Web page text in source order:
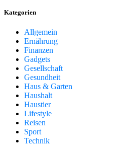
Kategorien
Allgemein
Ernährung
Finanzen
Gadgets
Gesellschaft
Gesundheit
Haus & Garten
Haushalt
Haustier
Lifestyle
Reisen
Sport
Technik